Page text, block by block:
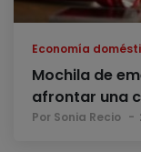
Economía
Mochila de
afrontar una
Por Sonia Recio